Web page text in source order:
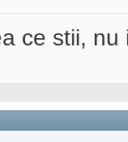
ce stii, nu